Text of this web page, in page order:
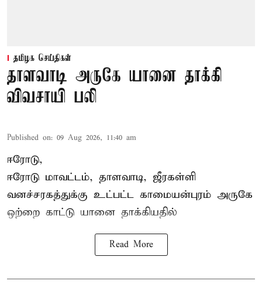
தமிழக செய்திகள்
தாளவாடி அருகே யானை தாக்கி
விவசாயி பலி
Published on: 09 Aug 2026, 11:40 am
ஈரோடு,
ஈரோடு மாவட்டம், தாளவாடி, ஜீரகள்ளி
வனச்சரகத்துக்கு உட்பட்ட காமையன்புரம் அருகே
ஒற்றை காட்டு யானை தாக்கியதில்
Read More